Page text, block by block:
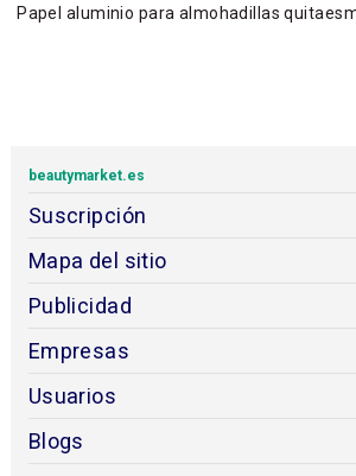
Papel aluminio para almohadillas
beautymarket.es
Suscripción
Mapa del sitio
Publicidad
Empresas
Usuarios
Blogs